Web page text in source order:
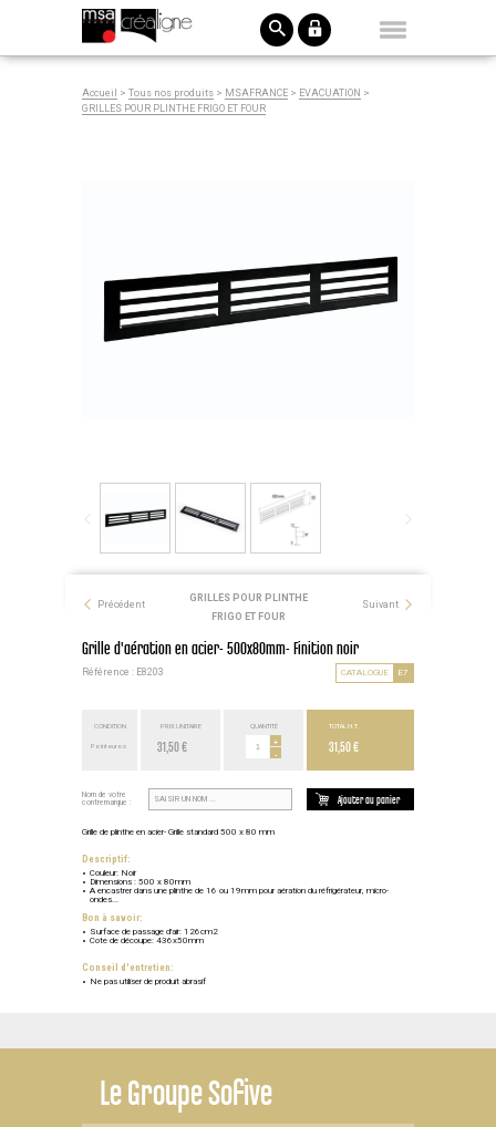
Accueil > Tous nos produits > MSAFRANCE > EVACUATION >
GRILLES POUR PLINTHE FRIGO ET FOUR
Précédent
GRILLES POUR PLINTHE
FRIGO ET FOUR
Suivant
Grille d'aération en acier- 500x80mm- Finition noir
Référence : E8203 CATALOGUE E7
CONDITION
Point euros
PRIX UNITAIRE
31,50 €
QUANTITÉ
+
-
TOTAL H.T.
31,50 €
Nom de votre
contremarque :
Ajouter au panier
Grille de plinthe en acier- Grille standard 500 x 80 mm
Descriptif:
Couleur: Noir
Dimensions : 500 x 80mm
A encastrer dans une plinthe de 16 ou 19mm pour aération du réfrigérateur, micro-
ondes...
Bon à savoir:
Surface de passage d'air: 126cm2
Cote de découpe: 436x50mm
Conseil d'entretien:
Ne pas utiliser de produit abrasif
LeGroupe Sofive